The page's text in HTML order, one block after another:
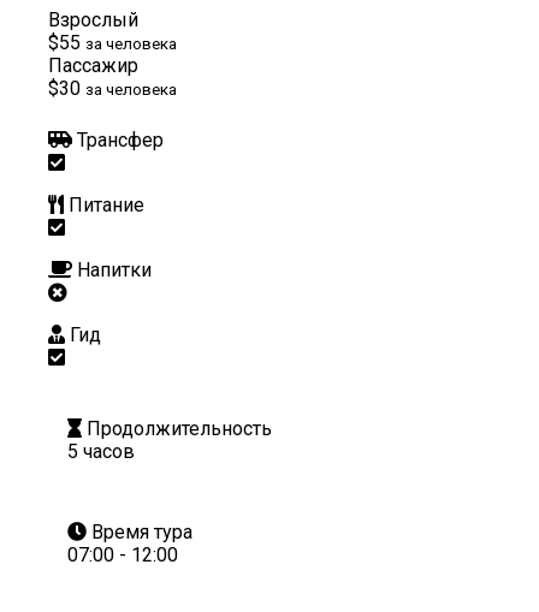
Взрослый
$55 за человека
Пассажир
$30 за человека
Трансфер
Питание
Напитки
Гид
Продолжительность
5 часов
Время тура
07:00 - 12:00